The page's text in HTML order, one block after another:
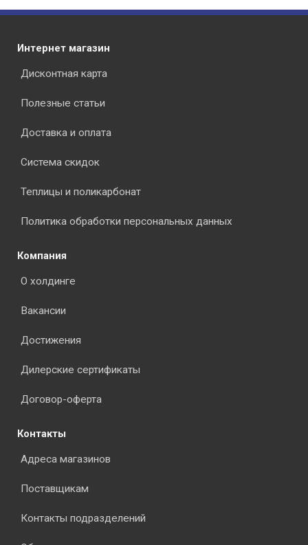
Интернет магазин
Дисконтная карта
Полезные статьи
Доставка и оплата
Система скидок
Теплицы и поликарбонат
Политика обработки персональных данных
Компания
О холдинге
Вакансии
Достижения
Дилерские сертификаты
Договор-оферта
Контакты
Адреса магазинов
Поставщикам
Контакты подразделений